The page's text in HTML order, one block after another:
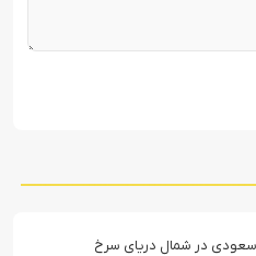
در شمال دریای سرخ